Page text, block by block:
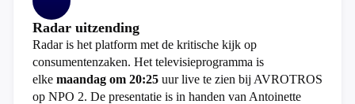
Radar uitzending
Radar is het platform met de kritische kijk op
consumentenzaken. Het televisieprogramma is
elke maandag om 20:25 uur live te zien bij AVROTROS
op NPO 2. De presentatie is in handen van Antoinette